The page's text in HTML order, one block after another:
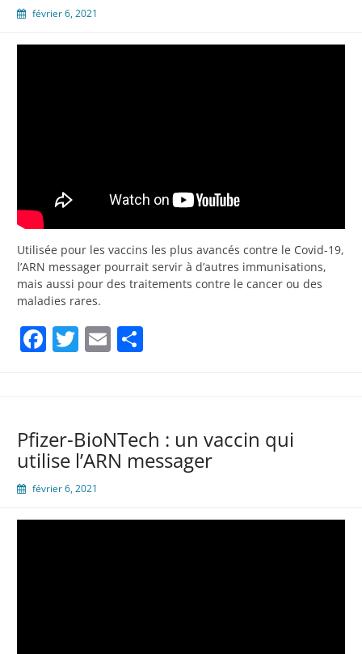
février 6, 2021
Utilisée pour les vaccins les plus avancés contre le Covid-19,
l’ARN messager pourrait servir à d’autres immunisations,
mais aussi pour des traitements contre le cancer ou des
maladies rares.
Facebook
Twitter
Email
Pfizer-BioNTech : un vaccin qui
utilise l’ARN messager
février 6, 2021